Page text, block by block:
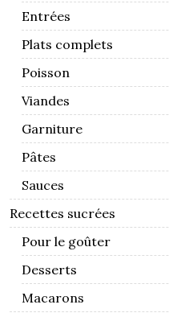
Entrées
Plats complets
Poisson
Viandes
Garniture
Pâtes
Sauces
Recettes sucrées
Pour le goûter
Desserts
Macarons